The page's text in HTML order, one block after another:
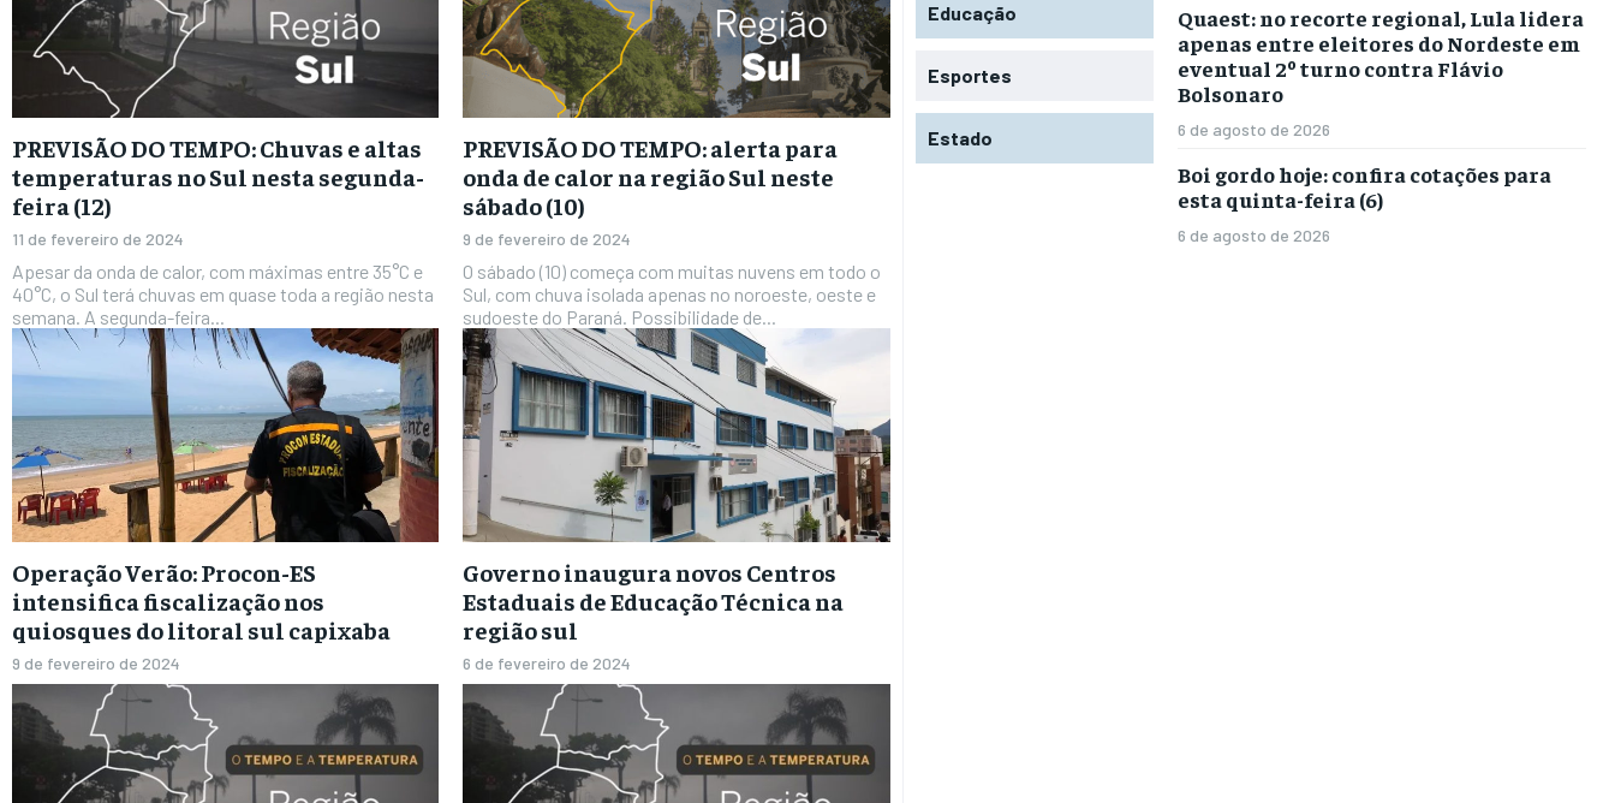
PREVISÃO DO TEMPO: Chuvas e altas
temperaturas no Sul nesta segunda-
feira (12)
11 de fevereiro de 2024
Apesar da onda de calor, com máximas entre 35°C e
40°C, o Sul terá chuvas em quase toda a região nesta
semana. A segunda-feira...
PREVISÃO DO TEMPO: alerta para
onda de calor na região Sul neste
sábado (10)
9 de fevereiro de 2024
O sábado (10) começa com muitas nuvens em todo o
Sul, com chuva isolada apenas no noroeste, oeste e
sudoeste do Paraná. Possibilidade de...
Operação Verão: Procon-ES
intensifica fiscalização nos
quiosques do litoral sul capixaba
9 de fevereiro de 2024
Governo inaugura novos Centros
Estaduais de Educação Técnica na
região sul
6 de fevereiro de 2024
Educação
Esportes
Estado
Quaest: no recorte regional, Lula lidera
apenas entre eleitores do Nordeste em
eventual 2º turno contra Flávio
Bolsonaro
6 de agosto de 2026
Boi gordo hoje: confira cotações para
esta quinta-feira (6)
6 de agosto de 2026